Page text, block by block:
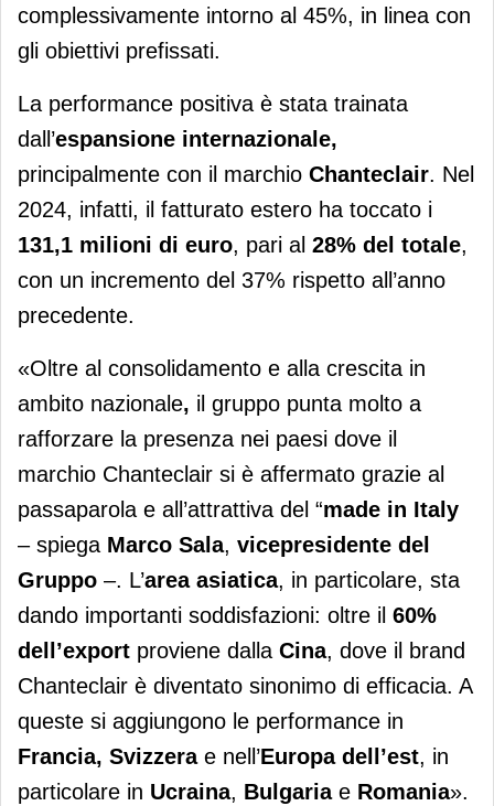
complessivamente intorno al 45%, in linea con
gli obiettivi prefissati.
La performance positiva è stata trainata
dall’espansione internazionale,
principalmente con il marchio Chanteclair. Nel
2024, infatti, il fatturato estero ha toccato i
131,1 milioni di euro, pari al 28% del totale,
con un incremento del 37% rispetto all’anno
precedente.
«Oltre al consolidamento e alla crescita in
ambito nazionale, il gruppo punta molto a
rafforzare la presenza nei paesi dove il
marchio Chanteclair si è affermato grazie al
passaparola e all’attrattiva del “made in Italy
– spiega Marco Sala, vicepresidente del
Gruppo –. L’area asiatica, in particolare, sta
dando importanti soddisfazioni: oltre il 60%
dell’export proviene dalla Cina, dove il brand
Chanteclair è diventato sinonimo di efficacia. A
queste si aggiungono le performance in
Francia, Svizzerae nell’Europa dell’est, in
particolare in Ucraina, Bulgariae Romania».